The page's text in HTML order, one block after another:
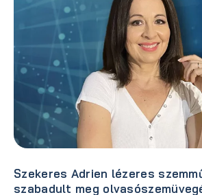
Szekeres Adrien lézeres
szabadult meg